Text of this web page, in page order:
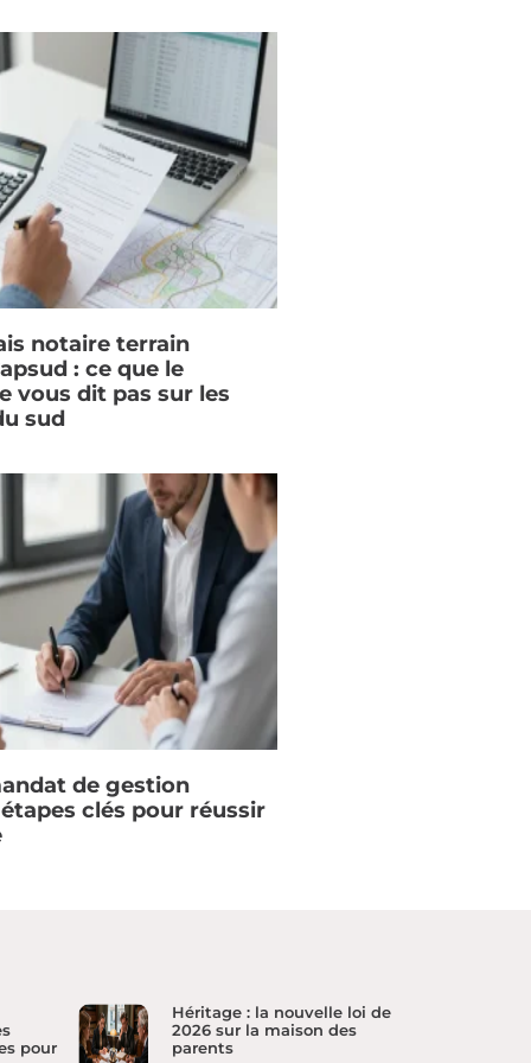
notaire terrain
: ce que le
vous dit pas sur les
sud
de gestion
clés pour réussir
pour
Héritage : la nouvelle loi de
2026 sur la maison des
parents